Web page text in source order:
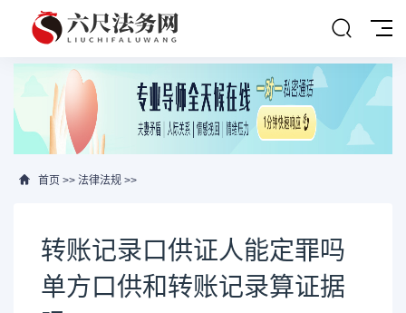
首页 >> 法律法规 >>
转账记录口供证人能定罪吗
单方口供和转账记录算证据